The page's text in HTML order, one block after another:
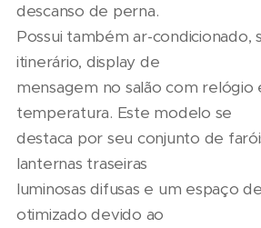
descanso de perna.
Possui também ar-condicionado,
itinerário, display de
mensagem no salão com relógio
temperatura. Este modelo se
destaca por seu conjunto de
lanternas traseiras
luminosas difusas e um espaço
otimizado devido ao